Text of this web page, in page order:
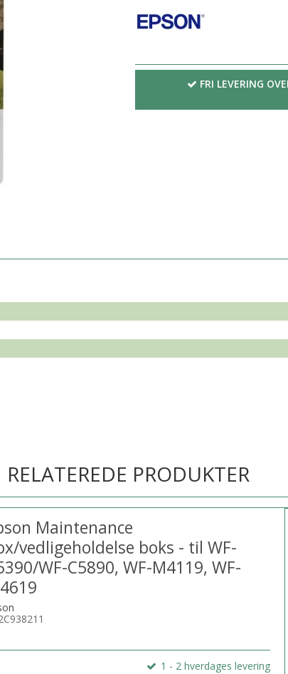
FRI LEVERING
RELATEREDE PRODUKTER
Maintenance
vedligeholdelse boks - til WF-
WF-C5890, WF-M4119, WF-
1 - 2 hverdages levering